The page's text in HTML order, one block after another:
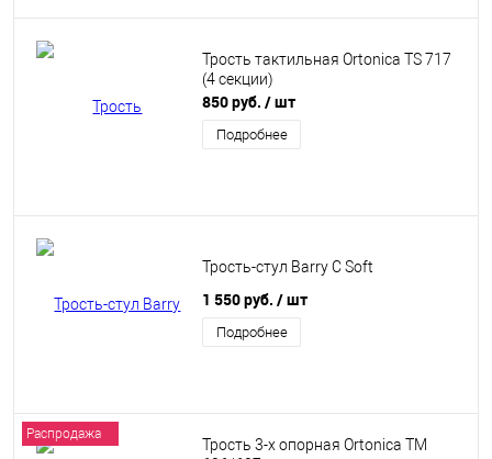
Трость тактильная Ortonica TS 717
(4 секции)
850 руб. / шт
Подробнее
Трость-стул Barry C Soft
1 550 руб. / шт
Подробнее
Распродажа
Трость 3-х опорная Ortonica TM